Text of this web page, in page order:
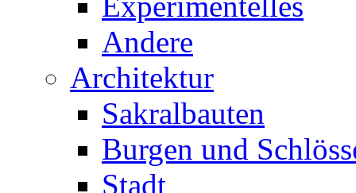
Andere
Architektur
Sakralbauten
Burgen und
Stadt